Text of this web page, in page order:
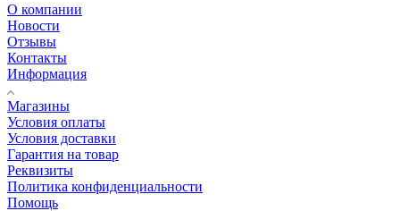
О компании
Новости
Отзывы
Контакты
Информация
Магазины
Условия оплаты
Условия доставки
Гарантия на товар
Реквизиты
Политика конфиденциальности
Помощь